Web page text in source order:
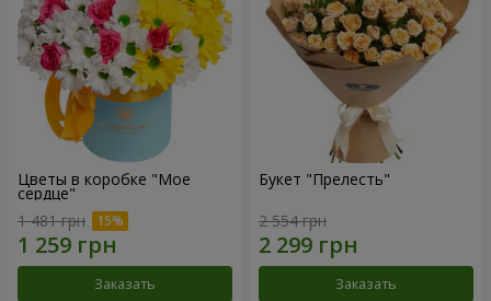
Цветы в коробке "Мое
сердце"
1 481 грн
Заказать
Букет "Прелесть"
2 554 грн
Заказать